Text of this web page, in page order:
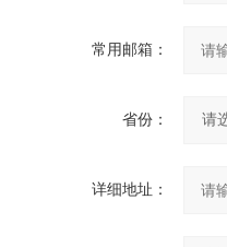
常用邮箱：
省份：
详细地址：